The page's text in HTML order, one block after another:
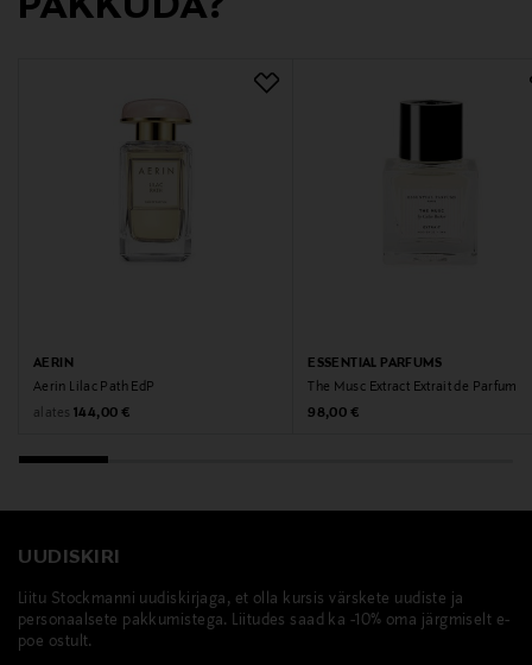
AERIN
Aerin Lilac Path EdP
alates Original Price
144,00 €
ESSENTIAL PARFUMS
The Musc Extract Extrait de Parfum
Original Price
98,00 €
UUDISKIRI
Liitu Stockmanni uudiskirjaga, et olla kursis värskete uudiste ja
personaalsete pakkumistega. Liitudes saad ka -10% oma järgmiselt e-
poe ostult.